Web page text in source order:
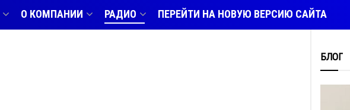
О КОМПАНИИ РАДИО ПЕРЕЙТИ НА НОВУЮ ВЕРСИЮ САЙТА
БЛОГ